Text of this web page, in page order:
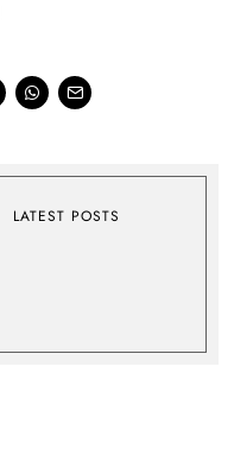
LATEST POSTS